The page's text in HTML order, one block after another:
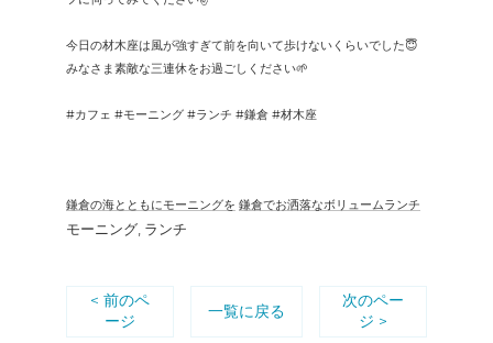
今日の材木座は風が強すぎて前を向いて歩けないくらいでした😇
みなさま素敵な三連休をお過ごしください🌱
#カフェ #モーニング #ランチ #鎌倉 #材木座
鎌倉の海とともにモーニングを 鎌倉でお洒落なボリュームランチ
モーニング ランチ
< 前のペ
ージ
一覧に戻る
次のペー
ジ >